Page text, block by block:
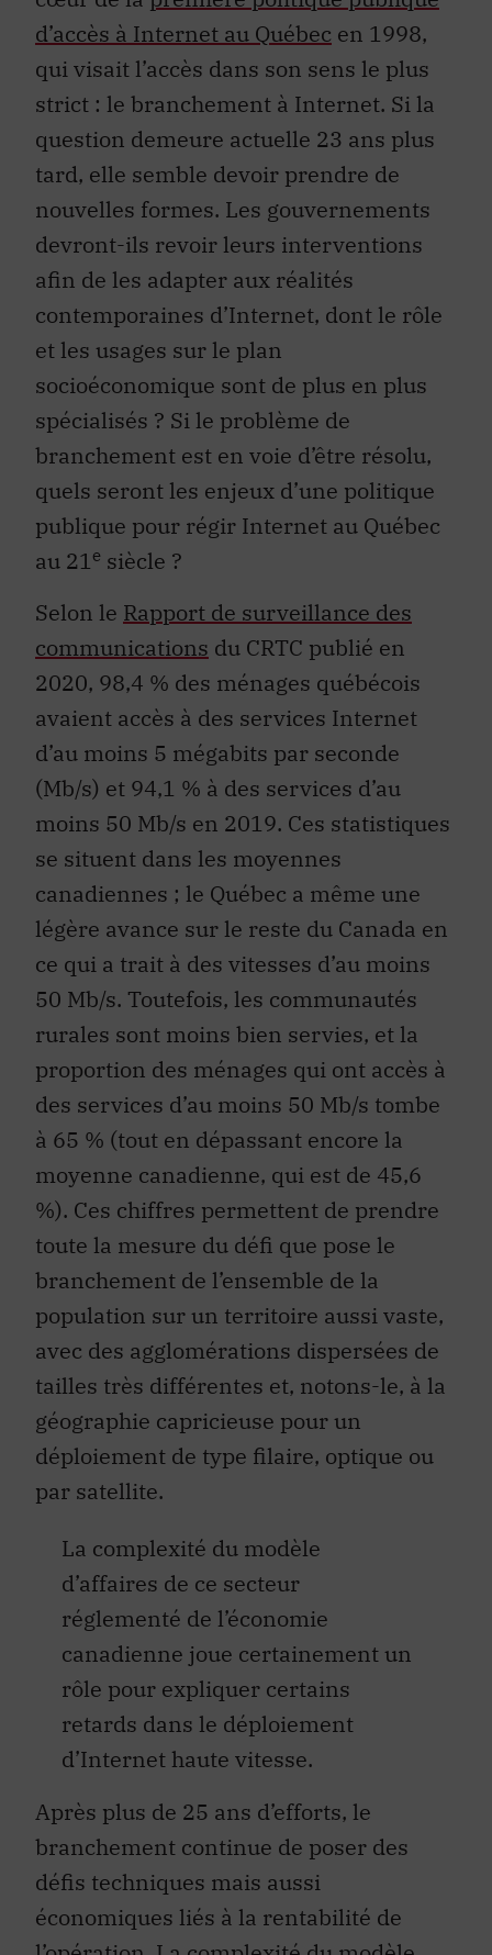
d’accès à Internet au Québecen 1998,
qui visait l’accès dans son sens le plus
strict : le branchement à Internet. Si la
question demeure actuelle 23 ans plus
tard, elle semble devoir prendre de
nouvelles formes. Les gouvernements
devront-ils revoir leurs interventions
afin de les adapter aux réalités
contemporaines d’Internet, dont le rôle
et les usages sur le plan
socioéconomique sont de plus en plus
spécialisés ? Si le problème de
branchement est en voie d’être résolu,
quels seront les enjeux d’une politique
publique pour régir Internet au Québec
au 21
e
siècle ?
Selon le
Rapport de surveillance des
communicationsdu CRTC publié en
2020, 98,4 % des ménages québécois
avaient accès à des services Internet
d’au moins 5 mégabits par seconde
(Mb/s) et 94,1 % à des services d’au
moins 50 Mb/s en 2019. Ces statistiques
se situent dans les moyennes
canadiennes ; le Québec a même une
légère avance sur le reste du Canada en
ce qui a trait à des vitesses d’au moins
50 Mb/s. Toutefois, les communautés
rurales sont moins bien servies, et la
proportion des ménages qui ont accès à
des services d’au moins 50 Mb/s tombe
à 65 % (tout en dépassant encore la
moyenne canadienne, qui est de 45,6
%). Ces chiffres permettent de prendre
toute la mesure du défi que pose le
branchement de l’ensemble de la
population sur un territoire aussi vaste,
avec des agglomérations dispersées de
tailles très différentes et, notons-le, à la
géographie capricieuse pour un
déploiement de type filaire, optique ou
par satellite.
La complexité du modèle
d’affaires de ce secteur
réglementé de l’économie
canadienne joue certainement un
rôle pour expliquer certains
retards dans le déploiement
d’Internet haute vitesse.
Après plus de 25 ans d’efforts, le
branchement continue de poser des
défis techniques mais aussi
économiques liés à la rentabilité de
l’opération. La
complexité du modèle